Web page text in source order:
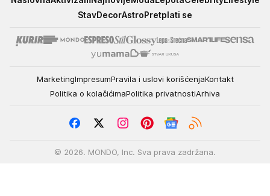
StavDecorAstroPretplati se
MarketingImpresumPravila i uslovi korišćenjaKontakt
Politika o kolačićimaPolitika privatnostiArhiva
© 2026. MONDO, Inc. Sva prava zadržana.